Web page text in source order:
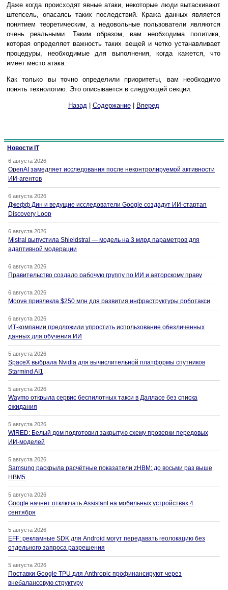
Даже когда происходят явные атаки, некоторые люди вытаскивают
штепсель, опасаясь таких последствий. Кража данных является
понятием теоретическим, а недовольные пользователи являются
очень реальными. Таким образом, вам необходима политика,
которая определяет важность таких вещей и четко устанавливает
процедуры, необходимые для выполнения, когда кажется, что
имеет место атака.
Как только вы точно определили приоритеты, вам необходимо
понять технологию. Это описывается в следующей секции.
Назад| Содержание| Вперед
Новости IT
6 августа 2026
OpenAI замедляет исследования после неконтролируемой активности
ИИ-агентов
6 августа 2026
Джефф Дин и ведущие исследователи Google создадут ИИ-стартап
Discovery Loop
6 августа 2026
Mistral выпустила Shieldstral — модель на 3 млрд параметров для
адаптивной модерации
6 августа 2026
Правительство создало рабочую группу по ИИ и авторскому праву
6 августа 2026
Moove привлекла $250 млн для развития инфраструктуры роботакси
6 августа 2026
ИТ-компании предложили упростить использование обезличенных
данных для обучения ИИ
5 августа 2026
SpaceX выбрала Nvidia для вычислительной платформы спутников
Starmind AI1
5 августа 2026
Waymo открыла сервис беспилотных такси в Далласе без списка
ожидания
5 августа 2026
WIRED: Белый дом подготовил закрытую схему проверки передовых
ИИ-моделей
5 августа 2026
Samsung раскрыла расчётные показатели zHBM: до восьми раз выше
HBM5
5 августа 2026
Google начнет отключать Assistant на мобильных устройствах 4
сентября
5 августа 2026
EFF: рекламные SDK для Android могут передавать геолокацию без
отдельного запроса разрешения
5 августа 2026
Поставки Google TPU для Anthropic профинансируют через
внебалансовую структуру